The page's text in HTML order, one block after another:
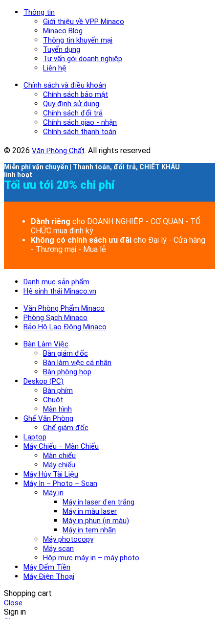
Thông tin
Giới thiệu về VPP Minaco
Minaco Blog
Thông tin khuyến mại
Tuyển dụng
Tư vấn gói doanh nghiệp
Liên hệ
Chính sách và điều khoản
Chính sách bảo mật
Quy định sử dụng
Chính sách đổi trả
Chính sách giao - nhận
Chính sách thanh toán
© 2026 Văn Phòng Chất. All rights reserved
Miễn phí vận chuyển | Thanh toán, đổi trả, CHIẾT KHẤU
linh hoạt
Tối ưu tới 20% chi phí
Dành riêng cho DOANH NGHIỆP - CƠ QUAN - TỔ
CHỨC mua định kỳ
Không có chính sách ưu đãi cho Đại lý - Cửa hàng
- Thương mại - Mua lẻ
Danh mục sản phẩm
Hệ sinh thái Minaco.vn
Văn Phòng Phẩm Minaco
Phòng Sạch Minaco
Bảo Hộ Lao Động Minaco
Bàn Làm Việc
Bàn giám đốc
Bàn làm việc cá nhân
Bàn phòng họp
Deskop (PC)
Bàn phím
Chuột
Màn hình
Ghế Văn Phòng
Ghế giám đốc
Laptop
Máy Chiếu – Màn Chiếu
Màn chiếu
Máy chiếu
Máy Hủy Tài Liệu
Máy In – Photo – Scan
Máy in
Máy in laser đen trắng
Máy in màu laser
Máy in phun (in màu)
Máy in tem nhãn
Máy photocopy
Máy scan
Hộp mực máy in – máy photo
Máy Đếm Tiền
Máy Điện Thoại
Shopping cart
Close
Sign in